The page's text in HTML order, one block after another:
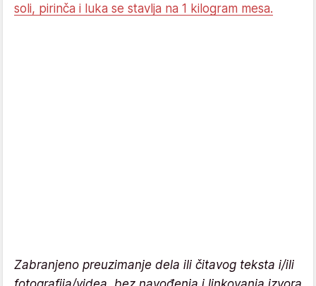
soli, pirinča i luka se stavlja na 1 kilogram mesa.
Zabranjeno preuzimanje dela ili čitavog teksta i/ili